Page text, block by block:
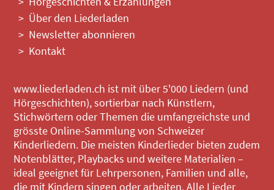
Über den Liederladen
Newsletter abonnieren
Kontakt
www.liederladen.ch ist mit über 5'000 Liedern (und
Hörgeschichten), sortierbar nach Künstlern,
Stichwörtern oder Themen die umfangreichste und
grösste Online-Sammlung von Schweizer
Kinderliedern. Die meisten Kinderlieder bieten zudem
Notenblätter, Playbacks und weitere Materialien –
ideal geeignet für Lehrpersonen, Familien und alle,
die mit Kindern singen oder arbeiten. Alle Lieder